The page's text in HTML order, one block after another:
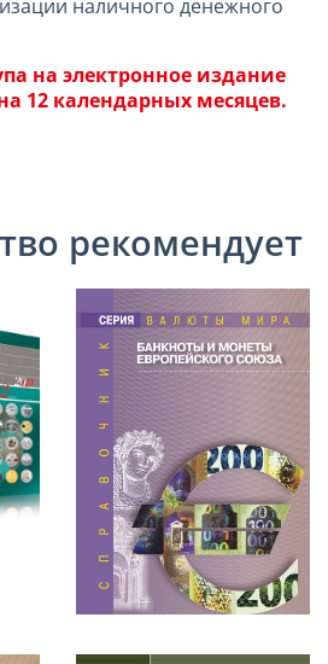
наличного денежного
на электронное издание
12 календарных месяцев.
рекомендует